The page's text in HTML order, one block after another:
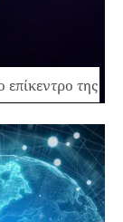
της